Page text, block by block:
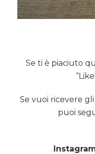
Se ti è piaciuto
Se vuoi ricevere
puoi